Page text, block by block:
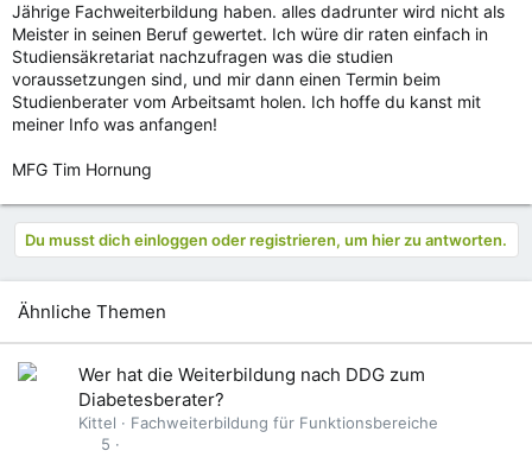
Jährige Fachweiterbildung haben. alles dadrunter wird nicht als
Meister in seinen Beruf gewertet. Ich würe dir raten einfach in
Studiensäkretariat nachzufragen was die studien
voraussetzungen sind, und mir dann einen Termin beim
Studienberater vom Arbeitsamt holen. Ich hoffe du kanst mit
meiner Info was anfangen!
MFG Tim Hornung
Du musst dich einloggen oder registrieren, um hier zu antworten.
Ähnliche Themen
Wer hat die Weiterbildung nach DDG zum
Diabetesberater?
Kittel
Fachweiterbildung für Funktionsbereiche
5